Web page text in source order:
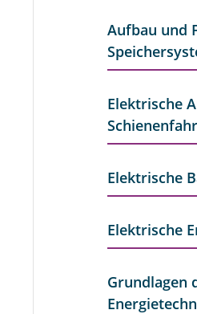
Aufbau und
Elektrische
Elektrische
Elektrische
Grundlagen